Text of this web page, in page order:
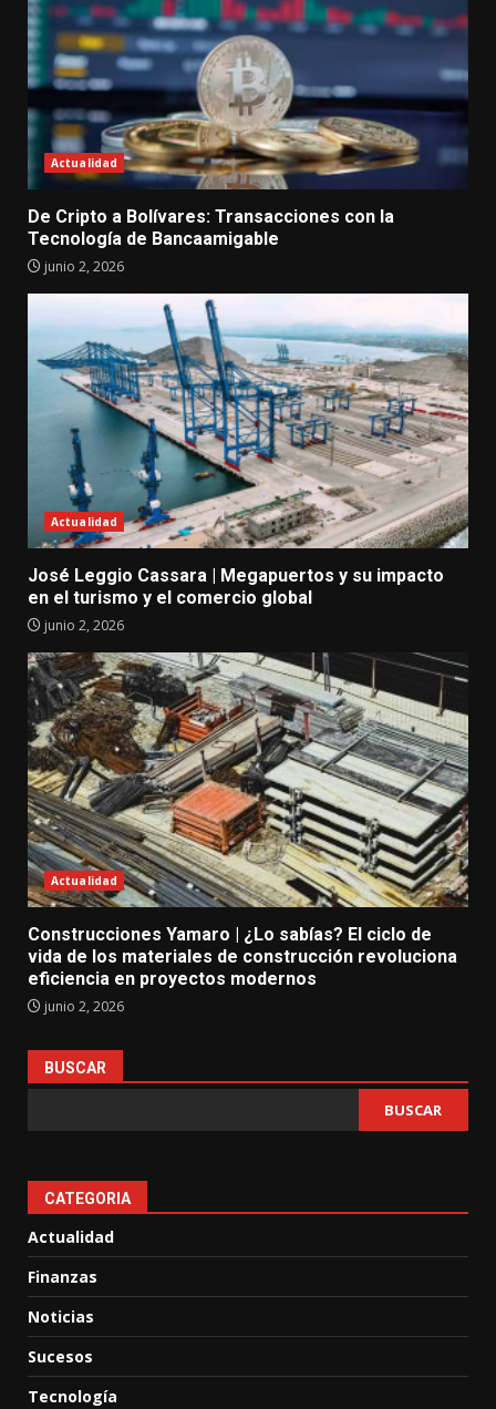
Actualidad
De Cripto a Bolívares: Transacciones con la
Tecnología de Bancaamigable
junio 2, 2026
Actualidad
José Leggio Cassara | Megapuertos y su impacto
en el turismo y el comercio global
junio 2, 2026
Actualidad
Construcciones Yamaro | ¿Lo sabías? El ciclo de
vida de los materiales de construcción revoluciona
eficiencia en proyectos modernos
junio 2, 2026
BUSCAR
BUSCAR
CATEGORIA
Actualidad
Finanzas
Noticias
Sucesos
Tecnología